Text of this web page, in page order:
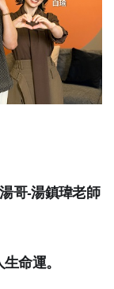
哥-湯鎮瑋老師
命運。